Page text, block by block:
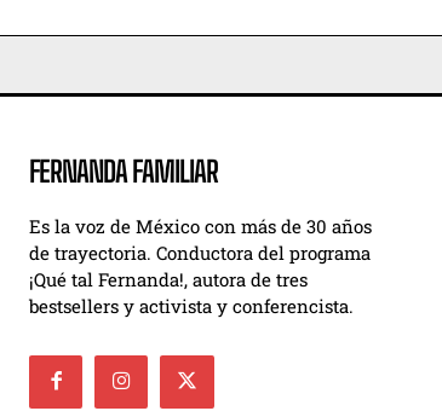
FERNANDA FAMILIAR
Es la voz de México con más de 30 años
de trayectoria. Conductora del programa
¡Qué tal Fernanda!, autora de tres
bestsellers y activista y conferencista.